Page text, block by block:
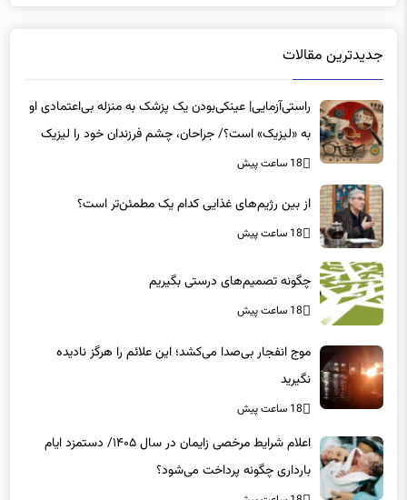
جدیدترین مقالات
راستی‌آزمایی| عینکی‌بودن یک پزشک به منزله بی‌اعتمادی او
به «لیزیک» است؟/ جراحان، چشم فرزندان خود را لیزیک
می‌کنند؟
18 ساعت پیش
از بین رژیم‌های غذایی کدام یک مطمئن‌تر است؟‌
18 ساعت پیش
چگونه تصمیم‌های درستی بگیریم
18 ساعت پیش
موج انفجار بی‌صدا می‌کشد؛ این علائم را هرگز نادیده
نگیرید
18 ساعت پیش
اعلام شرایط مرخصی زایمان در سال ۱۴۰۵/ دستمزد ایام
بارداری چگونه پرداخت می‌شود؟